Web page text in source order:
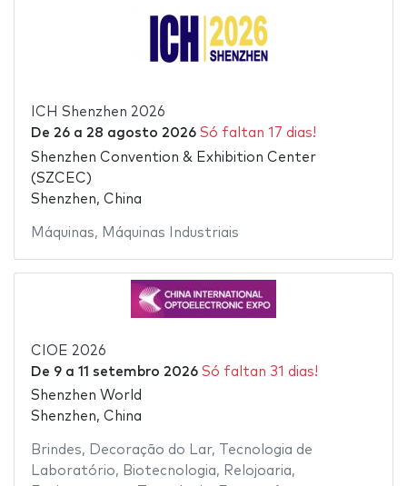
ICH Shenzhen 2026
De 26a 28 agosto 2026 Só faltan 17 dias!
Shenzhen Convention & Exhibition Center
(SZCEC)
Shenzhen, China
Máquinas, Máquinas Industriais
CIOE 2026
De 9a 11 setembro 2026 Só faltan 31 dias!
Shenzhen World
Shenzhen, China
Brindes, Decoração do Lar,
Tecnologia de
Laboratório, Biotecnologia, Relojoaria,